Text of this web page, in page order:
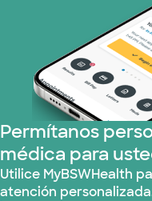
Plan de Salud
United
WellMed (15
Permítanos
médica para
Utilice MyBSWHealth
atención